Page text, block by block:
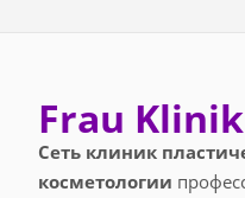
Frau Klinik
Сеть клиник
косметологии